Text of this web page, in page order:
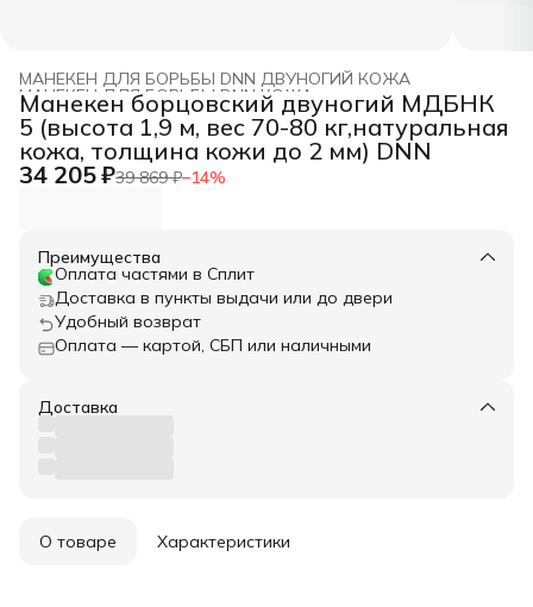
МАНЕКЕН ДЛЯ БОРЬБЫ DNN ДВУНОГИЙ КОЖА
МАНЕКЕН ДЛЯ БОРЬБЫ DNN КОЖА ›
МАНЕКЕН ДЛЯ БОРЬБЫ DNN ›
Главная ›
Манекен борцовский двуногий МДБНК
5 (высота 1,9 м, вес 70-80 кг,натуральная
кожа, толщина кожи до 2 мм) DNN
34 205 ₽39 869 ₽−14%
Преимущества
Оплата частями в Сплит
Доставка в пункты выдачи или до двери
Удобный возврат
Оплата — картой, СБП или наличными
Доставка
О товаре Характеристики